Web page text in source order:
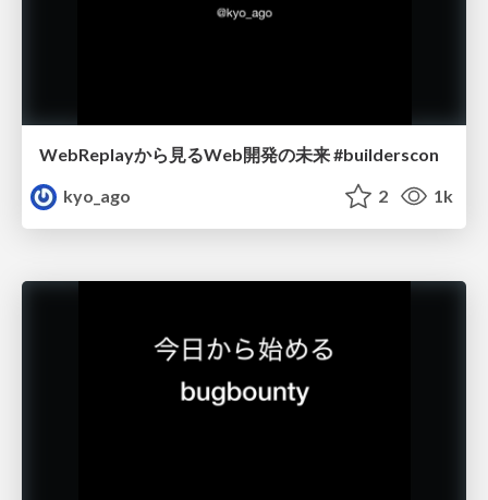
WebReplayから見るWeb開発の未来 #builderscon
kyo_ago
2 1k